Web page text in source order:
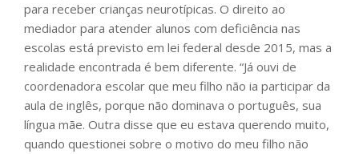
para receber crianças neurotípicas. O direito ao
mediador para atender alunos com deficiência nas
escolas está previsto em lei federal desde 2015, mas a
realidade encontrada é bem diferente. “Já ouvi de
coordenadora escolar que meu filho não ia participar da
aula de inglês, porque não dominava o português, sua
língua mãe. Outra disse que eu estava querendo muito,
quando questionei sobre o motivo do meu filho não